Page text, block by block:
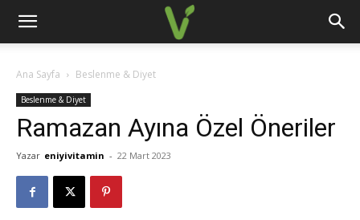
Ana Sayfa Beslenme & Diyet
Beslenme & Diyet
Ramazan Ayına Özel Öneriler
Yazar eniyivitamin - 22 Mart 2023